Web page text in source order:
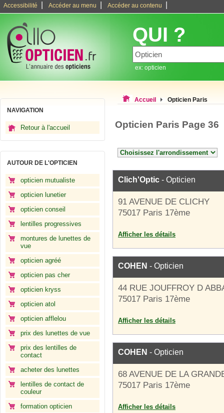
Accessibilité Accéder au menu Accéder au contenu
QUI ?
ex: opticien
NAVIGATION
Retour à l'accueil
AUTOUR DE L'OPTICIEN
opticien mutualiste
opticien lunetier
opticien conseil
lentilles progressives
montures de lunettes de
vue
opticien agréé
opticien pas cher
opticien kryss
opticien atol
opticien afflelou
prix des lunettes de vue
prix des lentilles de
contact
acheter des lunettes
lentilles de contact de
couleur
formation opticien
Accueil Opticien Paris
Opticien Paris Page 36
Clich'Optic - Opticien
91 AVENUE DE CLICHY
75017 Paris 17ème
Afficher les détails
COHEN - Opticien
44 RUE JOUFFROY D
75017 Paris 17ème
Afficher les détails
COHEN - Opticien
68 AVENUE DE LA
75017 Paris 17ème
Afficher les détails